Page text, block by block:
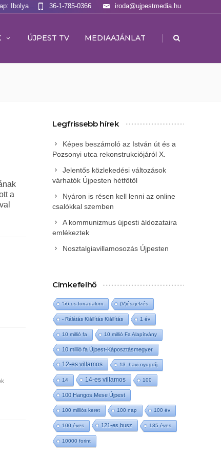
Ibolya iroda@ujpestmedia.hu
36-1-785-0366
ÚJPEST TV MEDIAAJÁNLAT |
a
Legfrissebb hírek
Képes beszámoló az István út és a
Pozsonyi utca rekonstrukciójáról X.
Jelentős közlekedési változások
várhatók Újpesten hétfőtől
Nyáron is résen kell lenni az online
csalókkal szemben
A kommunizmus újpesti áldozataira
emlékeztek
Nosztalgiavillamosozás Újpesten
Címkefelhő
'56-os forradalom (V)észjelzés
- Rálátás Kiállítás Kiállítás 1 év
10 millió fa 10 millió Fa Alapítvány
10 millió fa Újpest-Káposztásmegyer
12-es villamos 13. havi nyugdíj
14 14-es villamos 100
100 Hangos Mese Újpest
100 milliós keret 100 nap 100 év
100 éves 121-es busz 135 éves
10000 forint